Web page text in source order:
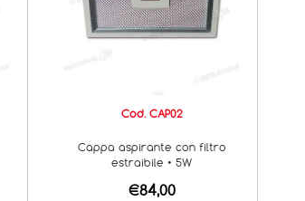
Cod. CAP02
Cappa aspirante con filtro
estraibile • 5W
€84,00